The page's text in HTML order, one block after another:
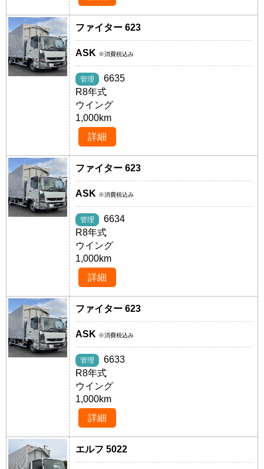
ファイター 623
ASK ※消費税込み
管理
6635
R8年式
ウイング
1,000km
詳細
ファイター 623
ASK ※消費税込み
管理
6634
R8年式
ウイング
1,000km
詳細
ファイター 623
ASK ※消費税込み
管理
6633
R8年式
ウイング
1,000km
詳細
エルフ 5022